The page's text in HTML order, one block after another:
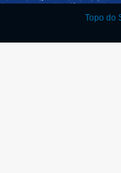
Topo do